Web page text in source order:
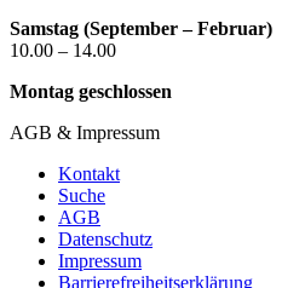
Samstag (September – Februar)
10.00 – 14.00
Montag geschlossen
AGB & Impressum
Kontakt
Suche
AGB
Datenschutz
Impressum
Barrierefreiheitserklärung